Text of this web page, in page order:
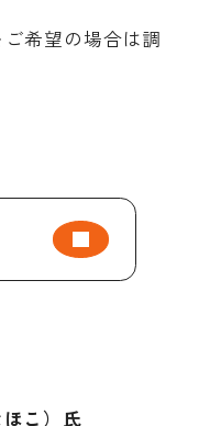
希望の場合は調
こ ）氏